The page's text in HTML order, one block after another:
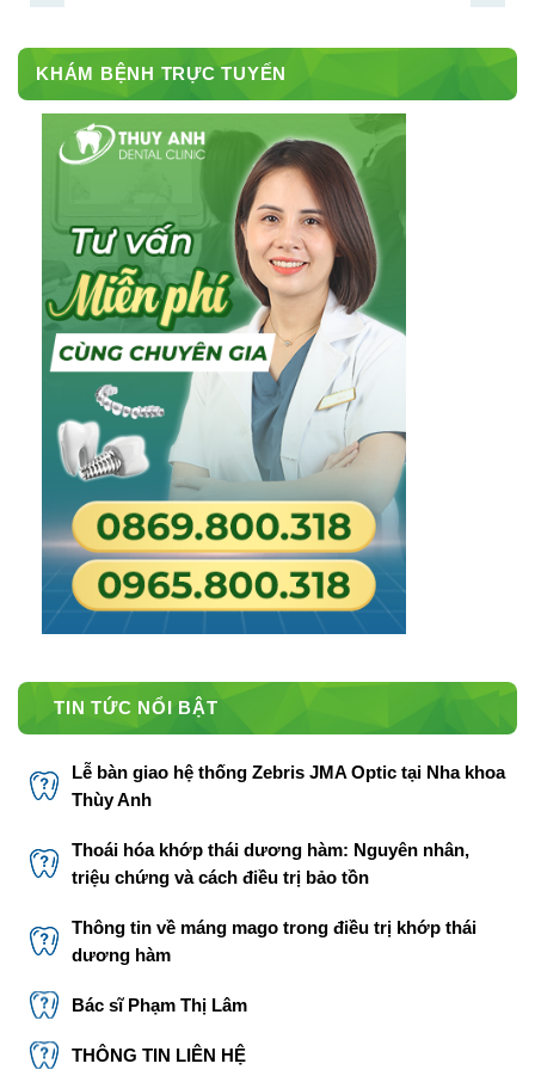
KHÁM BỆNH TRỰC TUYẾN
TIN TỨC NỔI BẬT
Lễ bàn giao hệ thống Zebris JMA Optic tại Nha khoa
Thùy Anh
Thoái hóa khớp thái dương hàm: Nguyên nhân,
triệu chứng và cách điều trị bảo tồn
Thông tin về máng mago trong điều trị khớp thái
dương hàm
Bác sĩ Phạm Thị Lâm
THÔNG TIN LIÊN HỆ